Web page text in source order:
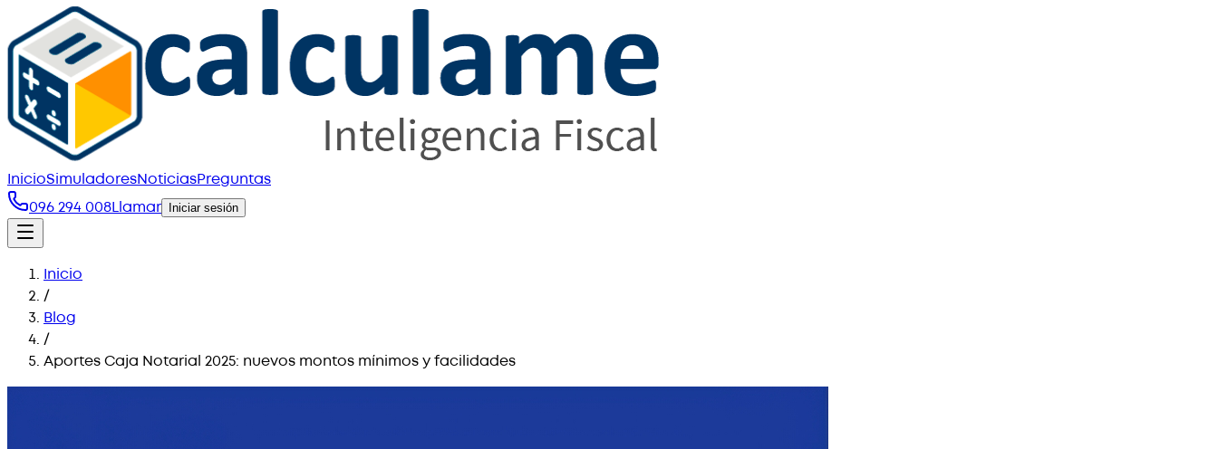
InicioSimuladoresNoticiasPreguntas
096 294 008Llamar Iniciar sesión
Inicio
/
Blog
/
Aportes Caja Notarial 2025: nuevos montos mínimos y facilidades